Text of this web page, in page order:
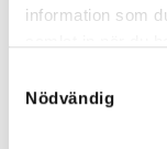
information som
Nödvändig